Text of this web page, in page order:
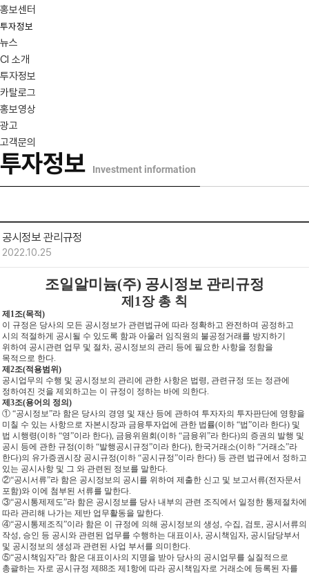
홍보센터
투자정보
뉴스
CI 소개
투자정보
카탈로그
홍보영상
광고
고객문의
투자정보 Investment information
공시정보 관리규정
2022.10.25
조일알미늄(주) 공시정보 관리규정
제1장 총 칙
제1조(목적)
이 규정은 당사의 모든 공시정보가 관련법규에 따라 정확하고 완전하며 공정하고
시의 적절하게 공시될 수 있도록 함과 아울러 임직원의 불공정거래를 방지하기
위하여 공시관련 업무 및 절차, 공시정보의 관리 등에 필요한 사항을 정함을
목적으로 한다.
제2조(적용범위)
공시업무의 수행 및 공시정보의 관리에 관한 사항은 법령, 관련규정 또는 정관에
정하여진 것을 제외하고는 이 규정이 정하는 바에 의한다.
제3조(용어의 정의)
① “공시정보”라 함은 당사의 경영 및 재산 등에 관하여 투자자의 투자판단에 영향을
미칠 수 있는 사항으로 자본시장과 금융투자업에 관한 법률(이하 “법”이라 한다) 및
법 시행령(이하 “영”이라 한다), 금융위원회(이하 “금융위”라 한다)의 증권의 발행 및
공시 등에 관한 규정(이하 “발행공시규정”이라 한다), 한국거래소(이하 “거래소”라
한다)의 유가증권시장 공시규정(이하 “공시규정”이라 한다) 등 관련 법규에서 정하고
있는 공시사항 및 그 와 관련된 정보를 말한다.
②“공시서류”라 함은 공시정보의 공시를 위하여 제출한 신고 및 보고서류(전자문서
포함)와 이에 첨부된 서류를 말한다.
③“공시통제제도”라 함은 공시정보를 당사 내부의 관련 조직에서 일정한 통제절차에
따라 관리해 나가는 제반 업무활동을 말한다.
④“공시통제조직”이라 함은 이 규정에 의해 공시정보의 생성, 수집, 검토, 공시서류의
작성, 승인 등 공시와 관련된 업무를 수행하는 대표이사, 공시책임자, 공시담당부서
및 공시정보의 생성과 관련된 사업 부서를 의미한다.
⑤“공시책임자”라 함은 대표이사의 지명을 받아 당사의 공시업무를 실질적으로
총괄하는 자로 공시규정 제88조 제1항에 따라 공시책임자로 거래소에 등록된 자를